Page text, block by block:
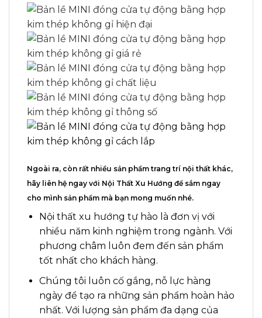
Ngoài ra, còn rất nhiều sản phẩm trang trí nội thất khác,
hãy liên hệ ngay với Nội Thất Xu Hướng để sắm ngay
cho mình sản phẩm mà bạn mong muốn nhé.
Nội thất xu hướng tự hào là đơn vị với
nhiều năm kinh nghiệm trong ngành. Với
phương châm luôn đem đến sản phẩm
tốt nhất cho khách hàng.
Chúng tôi luôn cố gắng, nỗ lực hàng
ngày để tạo ra những sản phẩm hoàn hảo
nhất. Với lượng sản phẩm đa dạng của